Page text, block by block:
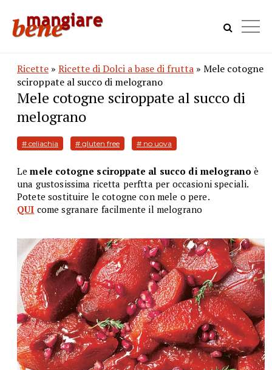
Ricette » Ricette di Dolci a base di frutta » Mele cotogne
sciroppate al succo di melograno
Mele cotogne sciroppate al succo di
melograno
# celiachia # gluten free # no uova
Lemele cotogne sciroppate al succo di melograno è
una gustosissima ricetta perftta per occasioni speciali.
Potete sostituire le cotogne con mele o pere.
QUI come sgranare facilmente il melograno